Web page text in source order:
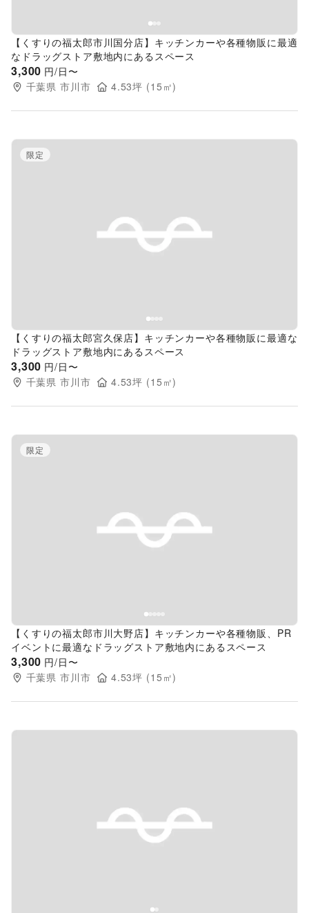
【くすりの福太郎市川国分店】キッチンカーや各種物販に最適
なドラッグストア敷地内にあるスペース
3,300 円/日〜
千葉県 市川市 4.53坪 (15 ㎡)
Previous slide
限定
【くすりの福太郎宮久保店】キッチンカーや各種物販に最適な
ドラッグストア敷地内にあるスペース
3,300 円/日〜
千葉県 市川市 4.53坪 (15 ㎡)
Previous slide
限定
【くすりの福太郎市川大野店】キッチンカーや各種物販、PR
イベントに最適なドラッグストア敷地内にあるスペース
3,300 円/日〜
千葉県 市川市 4.53坪 (15 ㎡)
Previous slide